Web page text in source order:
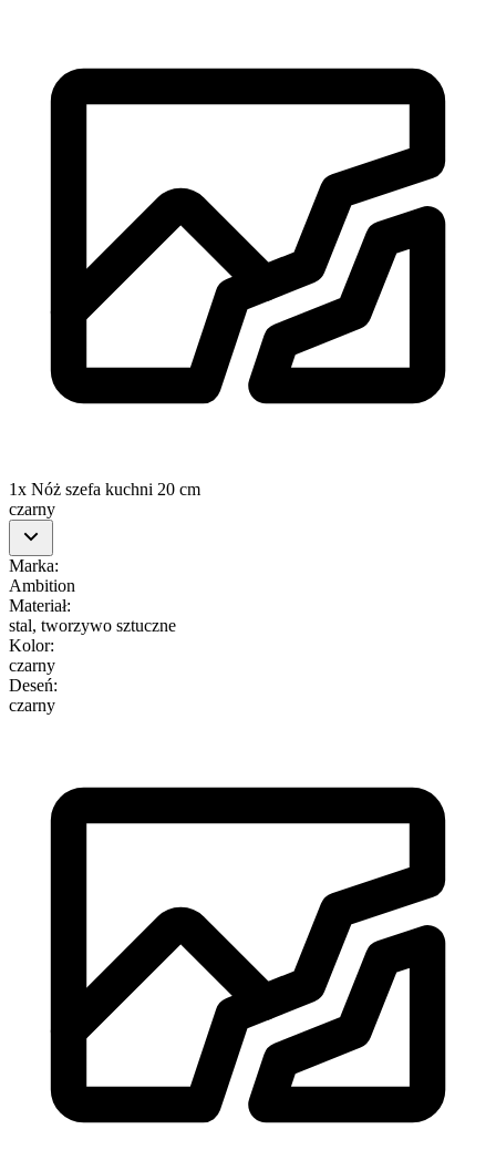
1x Nóż szefa kuchni 20 cm
czarny
Marka:
Ambition
Materiał:
stal, tworzywo sztuczne
Kolor:
czarny
Deseń:
czarny